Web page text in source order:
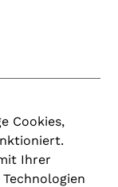
Cookies,
Ihrer